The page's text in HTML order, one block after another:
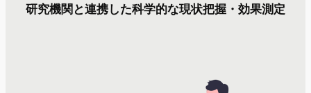
研究機関と連携した科学的な現状把握・効果測定